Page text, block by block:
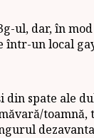
ul, dar, în
într-un local
spate ale